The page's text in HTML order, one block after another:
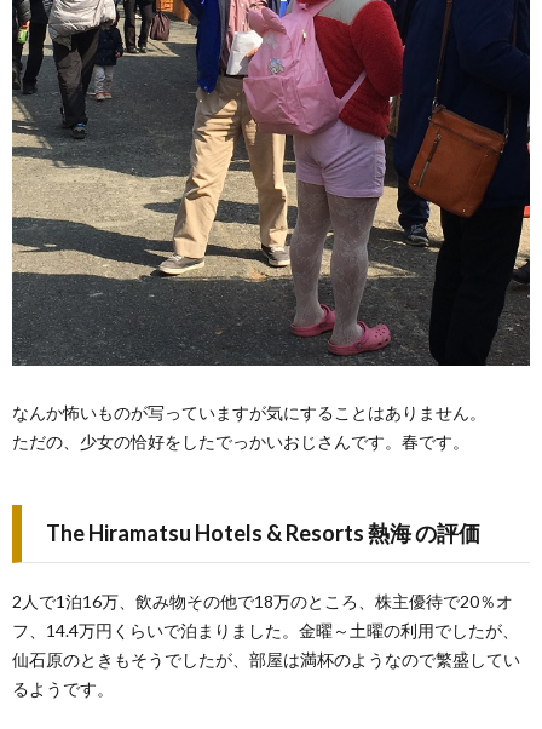
なんか怖いものが写っていますが気にすることはありません。
ただの、少女の恰好をしたでっかいおじさんです。春です。
The Hiramatsu Hotels & Resorts 熱海 の評価
2人で1泊16万、飲み物その他で18万のところ、株主優待で20％オ
フ、14.4万円くらいで泊まりました。金曜～土曜の利用でしたが、
仙石原のときもそうでしたが、部屋は満杯のようなので繁盛してい
るようです。